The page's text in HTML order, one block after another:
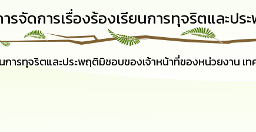
รจัดการเรื่องร้องเรียนการทุจริตและป
การทุจริตและประพฤติมิชอบของเจ้าหน้าที่ของหน่วยงาน เ